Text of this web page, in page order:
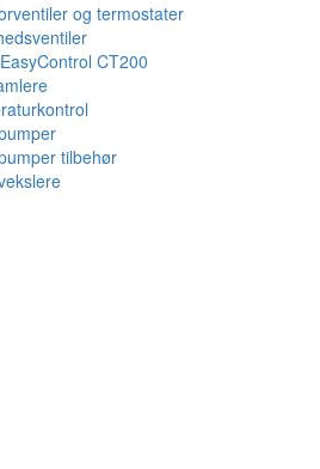
og termostater
CT200
tilbehør